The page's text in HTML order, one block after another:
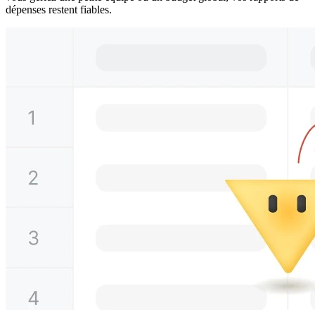
dépenses restent fiables.